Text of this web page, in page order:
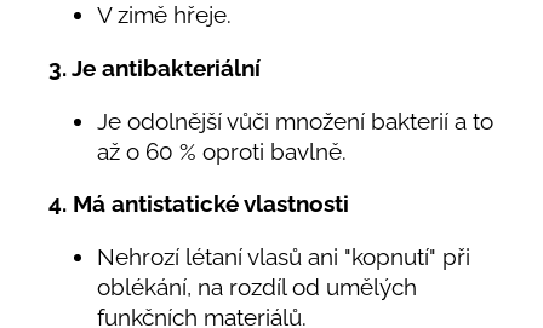
V zimě hřeje.
3. Je antibakteriální
Je odolnější vůči množení bakterií a to
až o 60 % oproti bavlně.
4. Má antistatické vlastnosti
Nehrozí létaní vlasů ani "kopnutí" při
oblékání, na rozdíl od umělých
funkčních materiálů.